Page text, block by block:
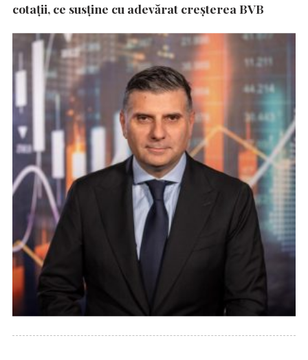
cotații, ce susține cu adevărat creșterea BVB